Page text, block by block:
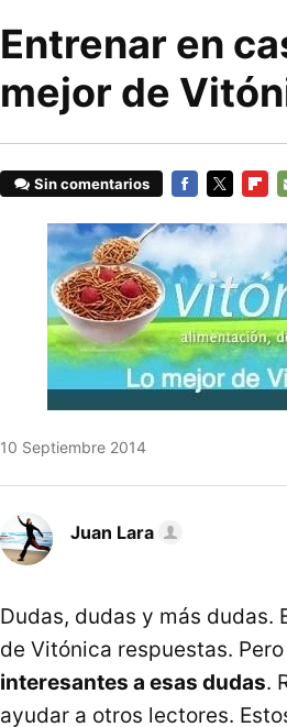
Entrenar en
mejor de
Sin comentarios
10 Septiembre 2014
Juan Lara
Dudas, dudas y más dudas.
de Vitónica respuestas.
interesantes a esas dudas.
ayudar a otros lectores.